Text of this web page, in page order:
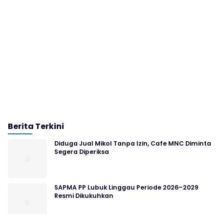
Berita Terkini
Diduga Jual Mikol Tanpa Izin, Cafe MNC Diminta
Segera Diperiksa
SAPMA PP Lubuk Linggau Periode 2026–2029
Resmi Dikukuhkan